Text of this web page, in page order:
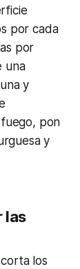
por cada
por
una
y
pon
y
las
los